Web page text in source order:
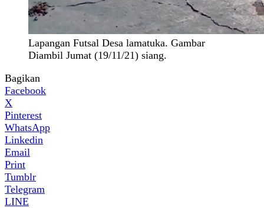
Lapangan Futsal Desa lamatuka. Gambar
Diambil Jumat (19/11/21) siang.
Bagikan
Facebook
X
Pinterest
WhatsApp
Linkedin
Email
Print
Tumblr
Telegram
LINE